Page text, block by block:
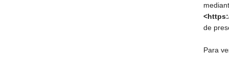
de
Para